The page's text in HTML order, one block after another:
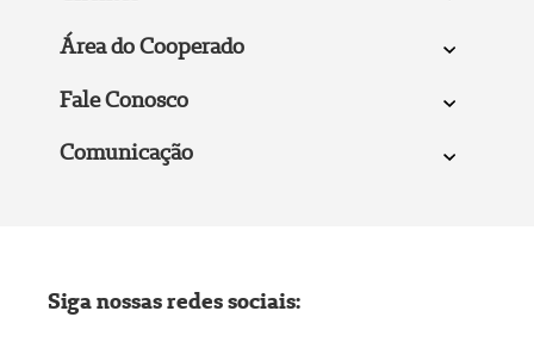
Área do Cooperado
Fale Conosco
Comunicação
Siga nossas redes sociais: